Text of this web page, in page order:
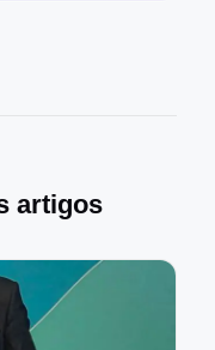
artigos